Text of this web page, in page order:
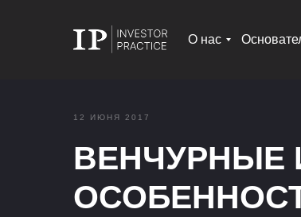
О нас
12 ИЮНЯ 2017
ВЕНЧУРНЫЕ